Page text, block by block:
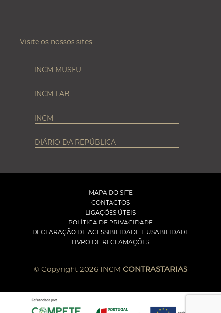
Visite os nossos sites
INCM MUSEU
INCM LAB
INCM
DIÁRIO DA REPÚBLICA
MAPA DO SITE
CONTACTOS
LIGAÇÕES ÚTEIS
POLÍTICA DE PRIVACIDADE
DECLARAÇÃO DE ACESSIBILIDADE E USABILIDADE
LIVRO DE RECLAMAÇÕES
© Copyright 2026 INCM CONTRASTARIAS